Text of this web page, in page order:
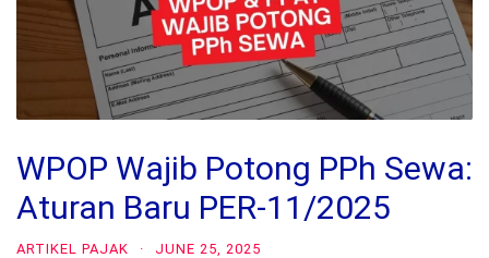
WPOP Wajib Potong PPh Sewa:
Aturan Baru PER-11/2025
ARTIKEL PAJAK · JUNE 25, 2025